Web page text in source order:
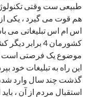
طبیعی ست وقتی
هم قوت می گیرد ، یکی از
اس ام اس تبلیغاتی می
کشورمان 4
موضوع یک فرصتی است
این راه به تبلیغات خود
گذشت چند سال وارد شدن
استقبال مردم از آن ،